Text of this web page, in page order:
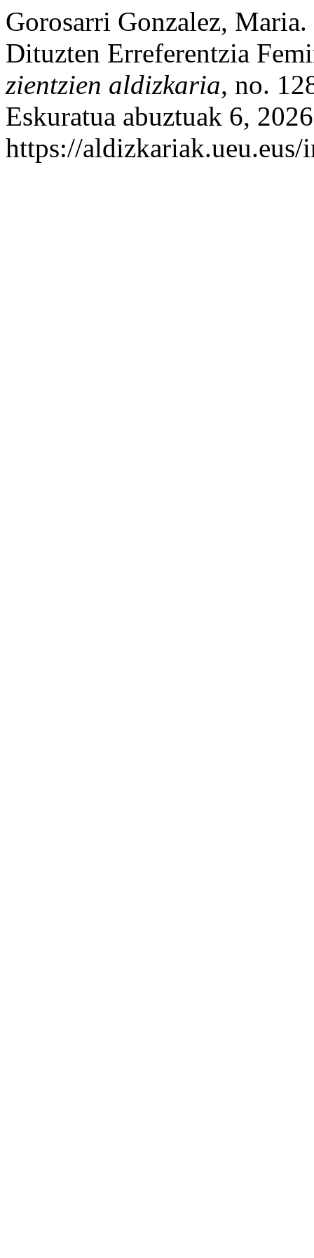
Gorosarri Gonzalez,
Dituzten Erreferentzia
zientzien aldizkaria, no.
Eskuratua abuztuak 6,
https://